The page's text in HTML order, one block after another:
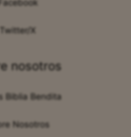
Twitter/X
nosotros
Biblia Bendita
Nosotros